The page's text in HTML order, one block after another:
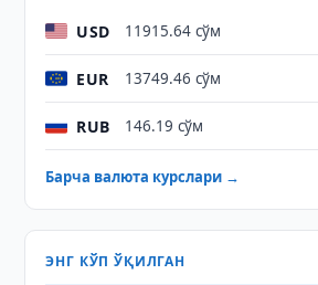
USD 11915.64 сўм
EUR 13749.46 сўм
RUB 146.19 сўм
Барча валюта курслари →
ЭНГ КЎП ЎҚИЛГАН